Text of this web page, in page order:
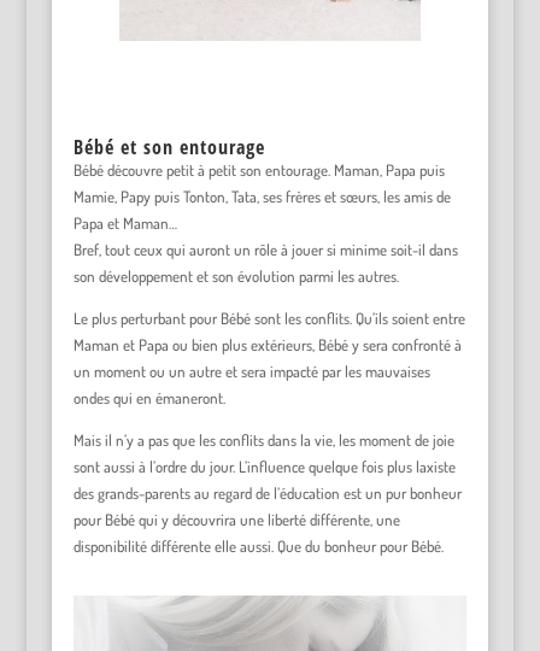
Bébé et son entourage
Bébé découvre petit à petit son entourage. Maman, Papa puis
Mamie, Papy puis Tonton, Tata, ses frères et sœurs, les amis de
Papa et Maman…
Bref, tout ceux qui auront un rôle à jouer si minime soit-il dans
son développement et son évolution parmi les autres.
Le plus perturbant pour Bébé sont les conflits. Qu’ils soient entre
Maman et Papa ou bien plus extérieurs, Bébé y sera confronté à
un moment ou un autre et sera impacté par les mauvaises
ondes qui en émaneront.
Mais il n’y a pas que les conflits dans la vie, les moment de joie
sont aussi à l’ordre du jour. L’influence quelque fois plus laxiste
des grands-parents au regard de l’éducation est un pur bonheur
pour Bébé qui y découvrira une liberté différente, une
disponibilité différente elle aussi. Que du bonheur pour Bébé.